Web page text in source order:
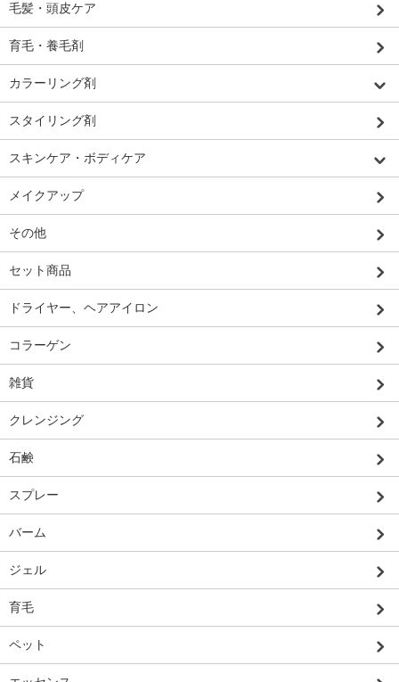
毛髪・頭皮ケア
育毛・養毛剤
カラーリング剤
スタイリング剤
スキンケア・ボディケア
メイクアップ
その他
セット商品
ドライヤー、ヘアアイロン
コラーゲン
雑貨
クレンジング
石鹸
スプレー
バーム
ジェル
育毛
ペット